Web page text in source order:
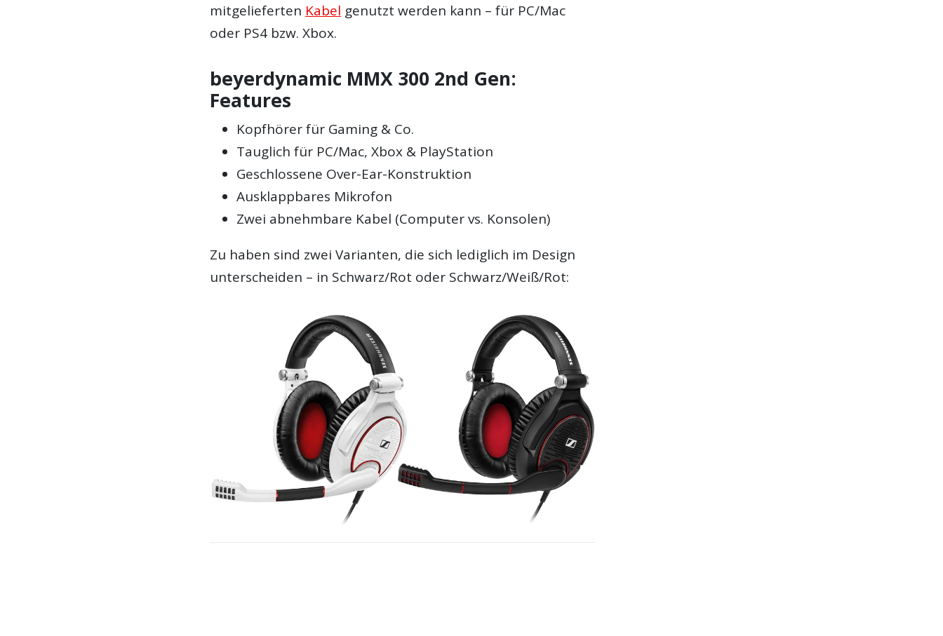
mitgelieferten Kabel genutzt werden kann – für PC/Mac
oder PS4 bzw. Xbox.
beyerdynamic MMX 300 2nd Gen:
Features
Kopfhörer für Gaming & Co.
Tauglich für PC/Mac, Xbox & PlayStation
Geschlossene Over-Ear-Konstruktion
Ausklappbares Mikrofon
Zwei abnehmbare Kabel (Computer vs. Konsolen)
Zu haben sind zwei Varianten, die sich lediglich im Design
unterscheiden – in Schwarz/Rot oder Schwarz/Weiß/Rot: